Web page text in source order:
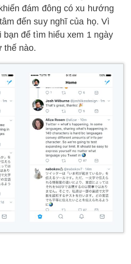
đám đông có xu hướng
đến suy nghĩ của họ. Vì
để tìm hiểu xem 1 ngày
thế nào.